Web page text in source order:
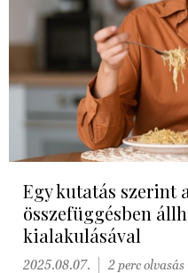
Egy kutatás szerint
összefüggésben
kialakulásával
2025.08.07. 2 perc olvasás